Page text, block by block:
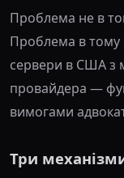
Проблема не в
Проблема в тому
сервери в США з
провайдера —
вимогами
Три